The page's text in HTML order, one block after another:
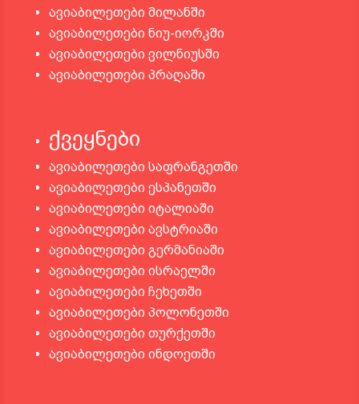
ავიაბილეთები მილანში
ავიაბილეთები ნიუ-იორკში
ავიაბილეთები ვილნიუსში
ავიაბილეთები პრაღაში
ქვეყნები
ავიაბილეთები საფრანგეთში
ავიაბილეთები ესპანეთში
ავიაბილეთები იტალიაში
ავიაბილეთები ავსტრიაში
ავიაბილეთები გერმანიაში
ავიაბილეთები ისრაელში
ავიაბილეთები ჩეხეთში
ავიაბილეთები პოლონეთში
ავიაბილეთები თურქეთში
ავიაბილეთები ინდოეთში